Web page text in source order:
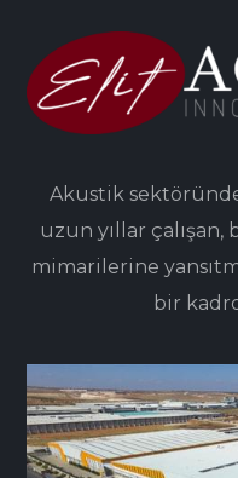
Akustik
uzun yıllar
mimarilerine
bir